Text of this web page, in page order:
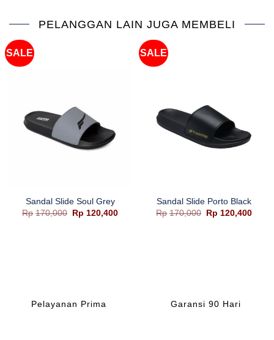
PELANGGAN LAIN JUGA MEMBELI
SALE
Sandal Slide Soul Grey
Rp 170,000
Harga
aslinya
Rp 120,400Harga
SALE
Sandal Slide Porto Black
Rp 170,000
Harga
aslinya
Rp 120,400
Pelayanan Prima Garansi 90 Hari